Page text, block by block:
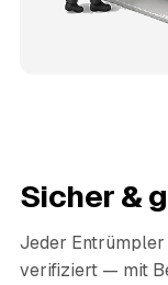
Sicher &
Jeder
verifiziert — mit